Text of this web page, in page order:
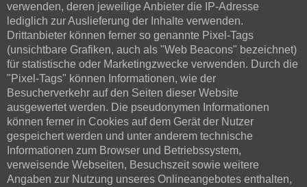
verwenden, deren jeweilige Anbieter die IP-Adresse
lediglich zur Auslieferung der Inhalte verwenden.
Drittanbieter können ferner so genannte Pixel-Tags
(unsichtbare Grafiken, auch als "Web Beacons" bezeichnet)
für statistische oder Marketingzwecke verwenden. Durch die
"Pixel-Tags" können Informationen, wie der
Besucherverkehr auf den Seiten dieser Website
ausgewertet werden. Die pseudonymen Informationen
können ferner in Cookies auf dem Gerät der Nutzer
gespeichert werden und unter anderem technische
Informationen zum Browser und Betriebssystem,
verweisende Webseiten, Besuchszeit sowie weitere
Angaben zur Nutzung unseres Onlineangebotes enthalten,